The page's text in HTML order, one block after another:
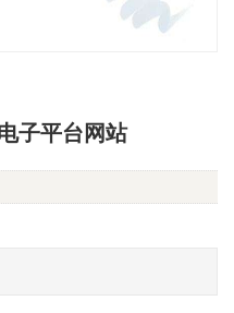
子平台网站